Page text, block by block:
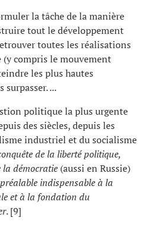
la tâche de la manière
tout le développement
toutes les réalisations
(y compris le mouvement
les plus hautes
...
politique la plus urgente
des siècles, depuis les
industriel et du socialisme
de la liberté politique,
la démocratie (aussi en Russie)
indispensable à la
et à la fondation du
. [9]